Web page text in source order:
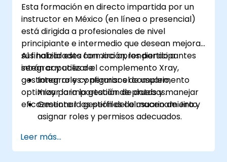
Esta formación en directo impartida por un
instructor en México (en línea o presencial)
está dirigida a profesionales de nivel
principiante e intermedio que desean mejorar
sus habilidades con Jira aprendiendo a
integrar y utilizar el complemento Xray,
gestionar roles y permisos de usuario,
optimizar la importación de datos y manejar
eficazmente la gestión del almacenamiento.
Al finalizar esta formación, los participantes
serán capaces de:
Integrar y configurar el complemento
Xray para la gestión de pruebas.
Gestionar los perfiles de usuario de Jira y
asignar roles y permisos adecuados.
eficiente siguiendo las mejores prácticas.
Optimizar el uso del almacenamiento de
Leer más...